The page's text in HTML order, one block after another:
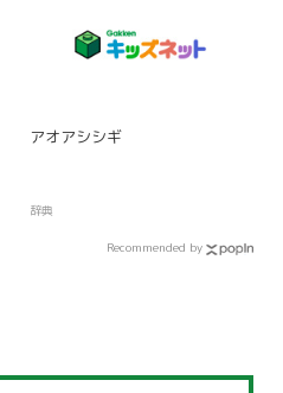
アオアシシギ
辞典
Recommended by